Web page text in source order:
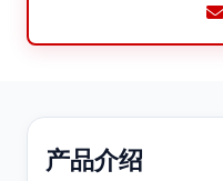
产品介绍